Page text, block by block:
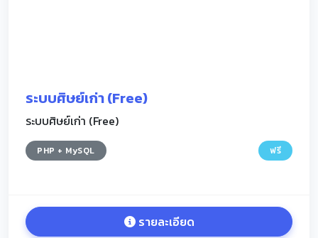
ระบบศิษย์เก่า (Free)
ระบบศิษย์เก่า (Free)
PHP + MySQL ฟรี
รายละเอียด